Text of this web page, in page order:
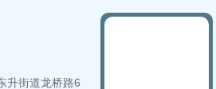
升街道龙桥路6